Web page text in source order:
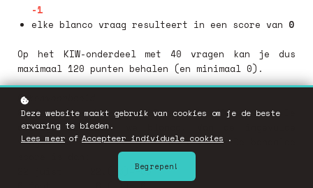
-1
elke blanco vraag resulteert in een score van 0
Op het KIW-onderdeel met 40 vragen kan je dus
maximaal 120 punten behalen (en minimaal 0).
Rekenvoorbeeld
Stel we beantwoorden 28 van de 40 vragen. De
overige 12 laten we blanco. Van de ingevulde
vragen heb ik er 22 juist en 6 fout. De behaalde
)=+66
Deze website maakt gebruik van cookies om je de beste
ervaring te bieden.
Lees meer of Accepteer individuele cookies .
Begrepen!